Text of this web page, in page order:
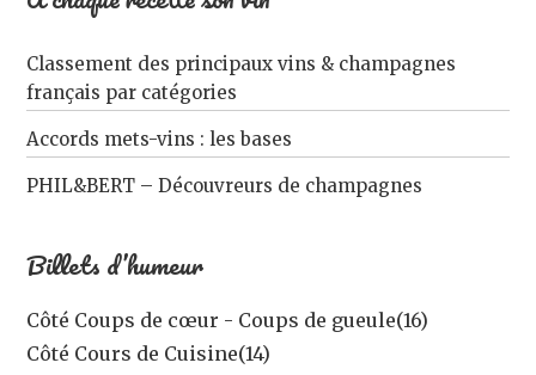
Classement des principaux vins & champagnes
français par catégories
Accords mets-vins : les bases
PHIL&BERT – Découvreurs de champagnes
Billets d’humeur
Côté Coups de cœur - Coups de gueule(16)
Côté Cours de Cuisine(14)